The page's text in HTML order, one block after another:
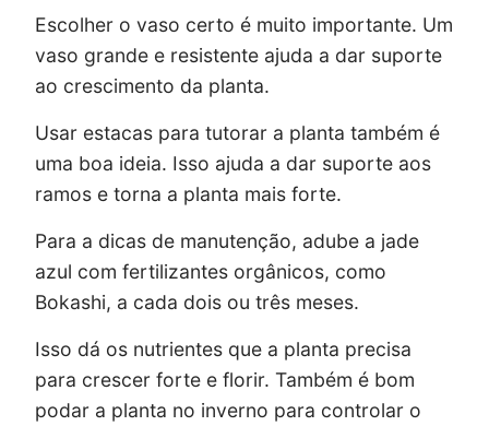
Escolher o vaso certo é muito importante. Um
vaso grande e resistente ajuda a dar suporte
ao crescimento da planta.
Usar estacas para tutorar a planta também é
uma boa ideia. Isso ajuda a dar suporte aos
ramos e torna a planta mais forte.
Para a dicas de manutenção, adube a jade
azul com fertilizantes orgânicos, como
Bokashi, a cada dois ou três meses.
Isso dá os nutrientes que a planta precisa
para crescer forte e florir. Também é bom
podar a planta no inverno para controlar o